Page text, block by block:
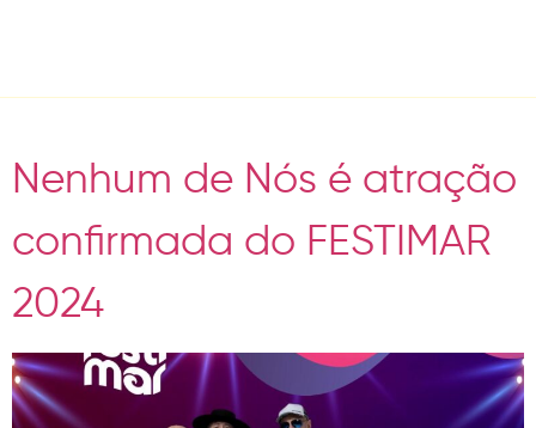
Day:February 19, 2024
Nenhum de Nós é atração
confirmada do FESTIMAR
2024